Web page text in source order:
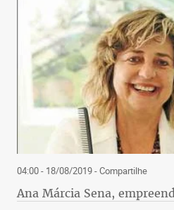
04:00 - 18/08/2019- Compartilhe
Ana Márcia Sena,